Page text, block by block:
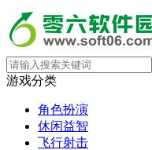
游戏分类
角色扮演
休闲益智
飞行射击